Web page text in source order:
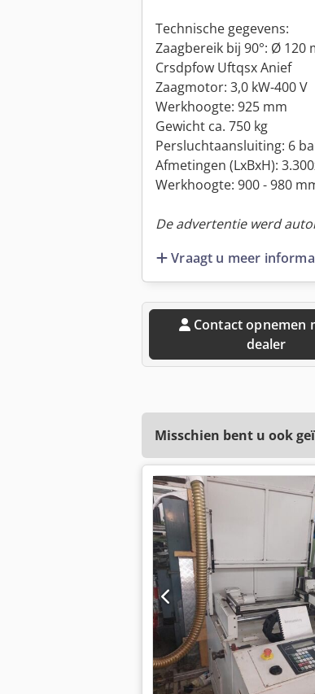
Technische gegevens:
Zaagbereik bij 90°: Ø 120
Crsdpfow Uftqsx Anief
Zaagmotor: 3,0 kW-400 V
Werkhoogte: 925 mm
Gewicht ca. 750 kg
Persluchtaansluiting: 6
Afmetingen (LxBxH):
Werkhoogte: 900 - 980
De advertentie werd
Vraagt u meer
Contact opnemen met de
dealer
Misschien bent u ook